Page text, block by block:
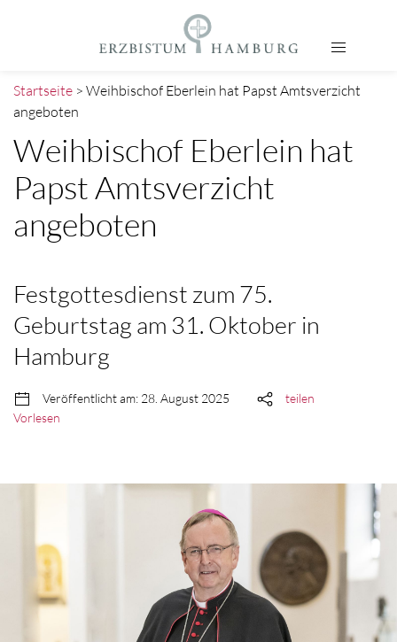
Startseite > Weihbischof Eberlein hat Papst Amtsverzicht
angeboten
Weihbischof Eberlein hat
Papst Amtsverzicht
angeboten
Festgottesdienst zum 75.
Geburtstag am 31. Oktober in
Hamburg
Veröffentlicht am: 28. August 2025
teilen
Vorlesen